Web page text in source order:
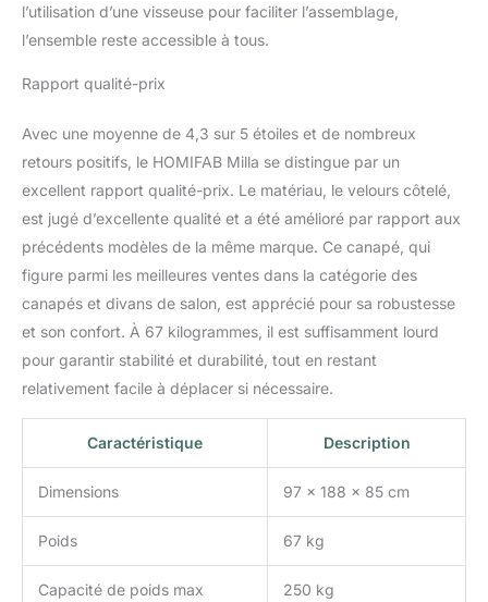
l’utilisation d’une visseuse pour faciliter l’assemblage,
l’ensemble reste accessible à tous.
Rapport qualité-prix
Avec une moyenne de 4,3 sur 5 étoiles et de nombreux
retours positifs, le HOMIFAB Milla se distingue par un
excellent rapport qualité-prix. Le matériau, le velours côtelé,
est jugé d’excellente qualité et a été amélioré par rapport aux
précédents modèles de la même marque. Ce canapé, qui
figure parmi les meilleures ventes dans la catégorie des
canapés et divans de salon, est apprécié pour sa robustesse
et son confort. À 67 kilogrammes, il est suffisamment lourd
pour garantir stabilité et durabilité, tout en restant
relativement facile à déplacer si nécessaire.
Caractéristique Description
Dimensions 97 x 188 x 85 cm
Poids 67 kg
Capacité de poids max 250 kg